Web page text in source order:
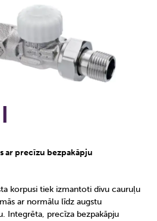
ar precīzu bezpakāpju
korpusi tiek izmantoti divu cauruļu
ar normālu līdz augstu
Integrēta, precīza bezpakāpju